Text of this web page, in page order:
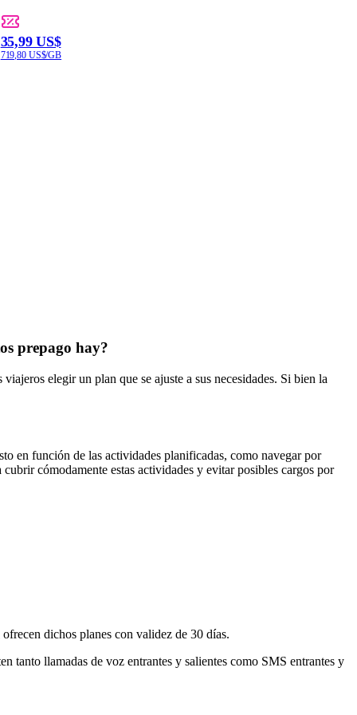
35,99 US$
719,80 US$/GB
prepago hay?
elegir un plan que se ajuste a sus necesidades. Si bien la
en función de las actividades planificadas, como navegar por
cómodamente estas actividades y evitar posibles cargos por
dichos planes con validez de 30 días.
tanto llamadas de voz entrantes y salientes como SMS entrantes y